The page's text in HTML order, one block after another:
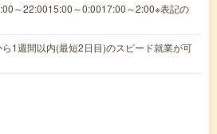
～22:0015:00～0:0017:00～2:00※表記の
1週間以内(最短2日目)のスピード就業が可